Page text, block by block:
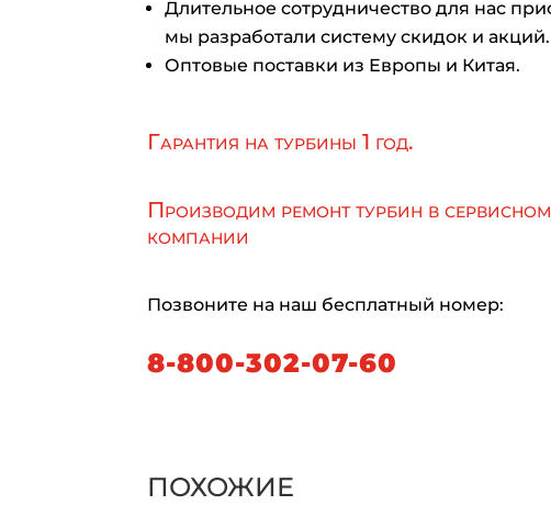
Длительное сотрудничество для нас
мы разработали систему скидок и акций.
Оптовые поставки из Европы и Китая.
Гарантия на турбины 1 год.
Производим ремонт турбин в
компании
Позвоните на наш бесплатный номер:
8-800-302-07-60
ПОХОЖИЕ